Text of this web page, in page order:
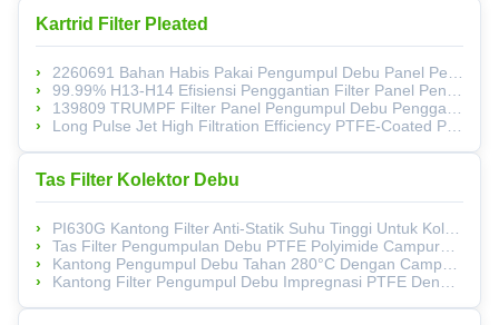
Kartrid Filter Pleated
2260691 Bahan Habis Pakai Pengumpul Debu Panel Penggantian Filter Untuk Mesin Las Laser
99.99% H13-H14 Efisiensi Penggantian Filter Panel Pengumpul Debu Untuk Mesin Las
139809 TRUMPF Filter Panel Pengumpul Debu Pengganti Untuk Mesin Las Laser
Long Pulse Jet High Filtration Efficiency PTFE-Coated Polyester Industrial Filter Cartridge For Asphalt Plants
Tas Filter Kolektor Debu
PI630G Kantong Filter Anti-Statik Suhu Tinggi Untuk Kolektor Kantong Industri
Tas Filter Pengumpulan Debu PTFE Polyimide Campuran Suhu Tinggi Untuk Tahan Abrasi Dan Tahan Panas Dalam Pengolahan Logam
Kantong Pengumpul Debu Tahan 280°C Dengan Campuran PTFE/Polyimide Untuk Stabilitas Kimia Unggul
Kantong Filter Pengumpul Debu Impregnasi PTFE Dengan Kekuatan Mekanis Yang Lebih Tinggi Dan Campuran Polyimide PTFE Untuk Ketahanan Suhu Tinggi